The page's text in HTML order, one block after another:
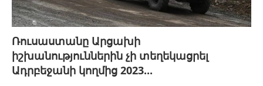
Ռուսաստանը Արցախի
իշխանություններին չի տեղեկացրել
Ադրբեջանի կողմից 2023...